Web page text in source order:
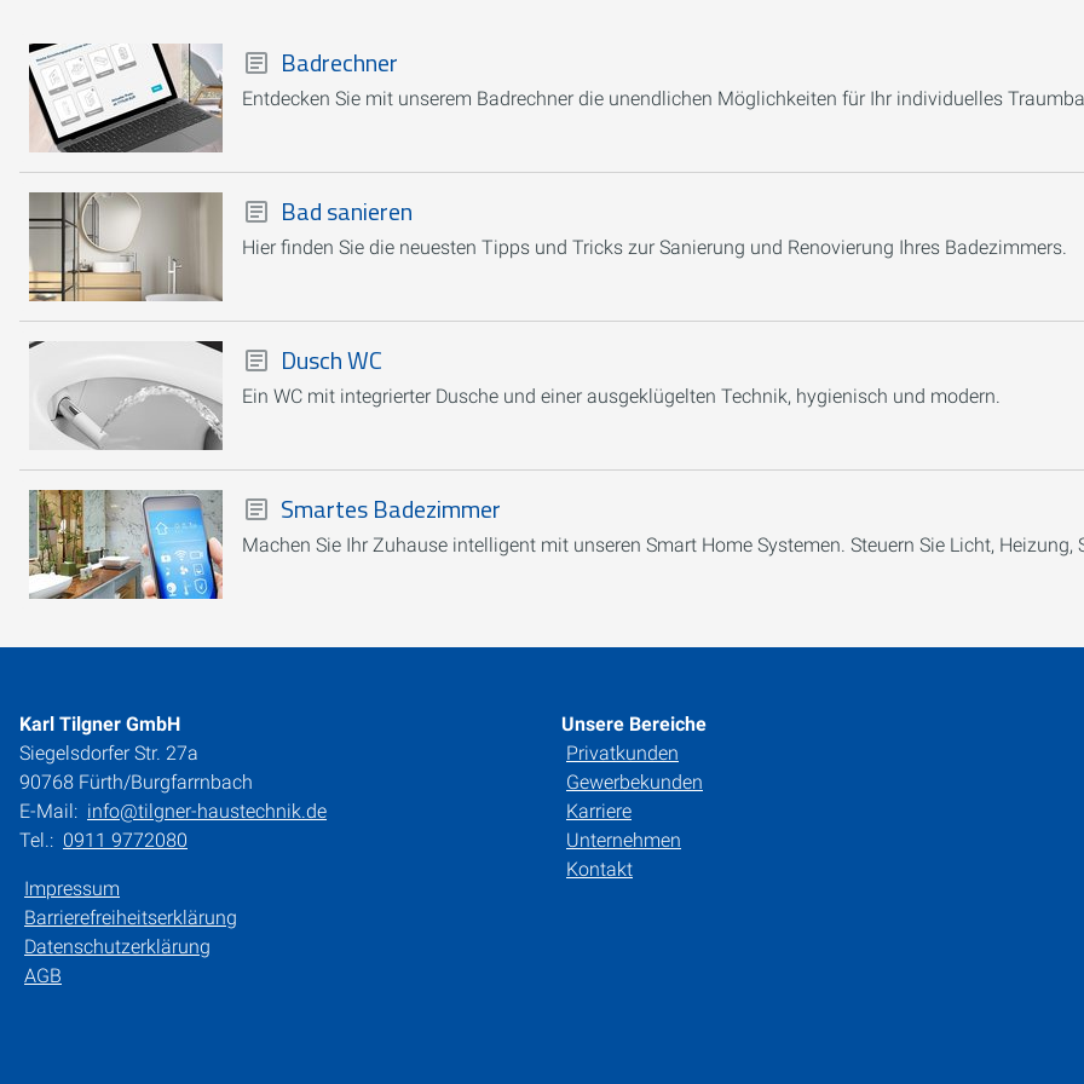
Badrechner
Entdecken Sie mit unserem Badrechner die unendlichen Möglichkeiten für Ihr individuelles
Bad sanieren
Hier finden Sie die neuesten Tipps und Tricks zur Sanierung und Renovierung Ihres Badezimmers.
Dusch WC
Ein WC mit integrierter Dusche und einer ausgeklügelten Technik, hygienisch und modern.
Smartes Badezimmer
Machen Sie Ihr Zuhause intelligent mit unseren Smart Home Systemen. Steuern Sie Licht,
Karl Tilgner GmbH
Siegelsdorfer Str. 27a
90768 Fürth/Burgfarrnbach
E-Mail: info@tilgner-haustechnik.de
Tel.: 0911 9772080
Impressum
Barrierefreiheitserklärung
Datenschutzerklärung
AGB
Unsere Bereiche
Privatkunden
Gewerbekunden
Karriere
Unternehmen
Kontakt